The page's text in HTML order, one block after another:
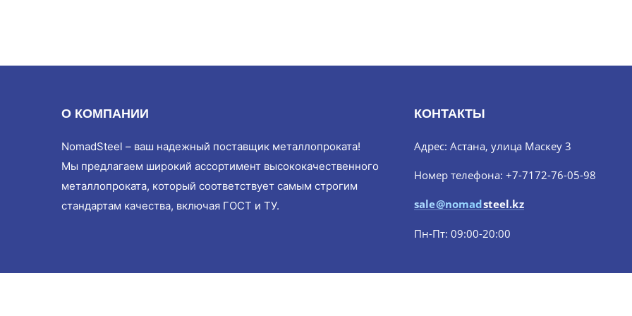
О КОМПАНИИ
NomadSteel – ваш надежный поставщик металлопроката!
Мы предлагаем широкий ассортимент высококачественного
металлопроката, который соответствует самым строгим
стандартам качества, включая ГОСТ и ТУ.
КОНТАКТЫ
Адрес: Астана, улица Маскеу 3
Номер телефона: +7-7172-76-05-98
sale@nomadsteel.kz
Пн-Пт: 09:00-20:00